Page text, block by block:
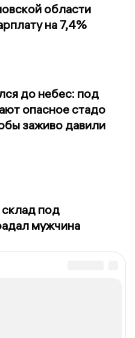
области
на 7,4%
до небес: под
опасное стадо
заживо давили
под
мужчина